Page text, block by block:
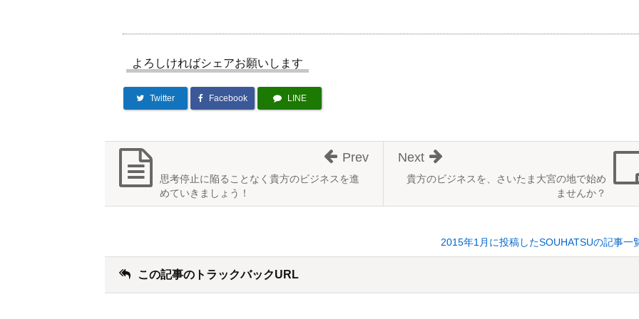
よろしければシェアお願いします
Twitter Facebook LINE
貴方のビジネスを、さいたま大宮の地で始め
ませんか？
Next
思考停止に陥ることなく貴方のビジネスを進
めていきましょう！
Prev
2015年1月に投稿したSOUHATSUの記事一
この記事のトラックバックURL